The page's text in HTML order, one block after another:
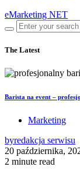
eMarketing NET
The Latest
Barista na event –
Marketing
byredakcja serwisu
20 października,
2 minute read